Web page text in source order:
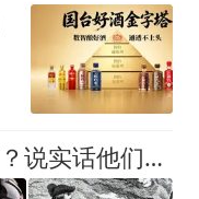
海盗们为何喜欢喝朗姆酒？说实话他们并不喜欢，只是没得选